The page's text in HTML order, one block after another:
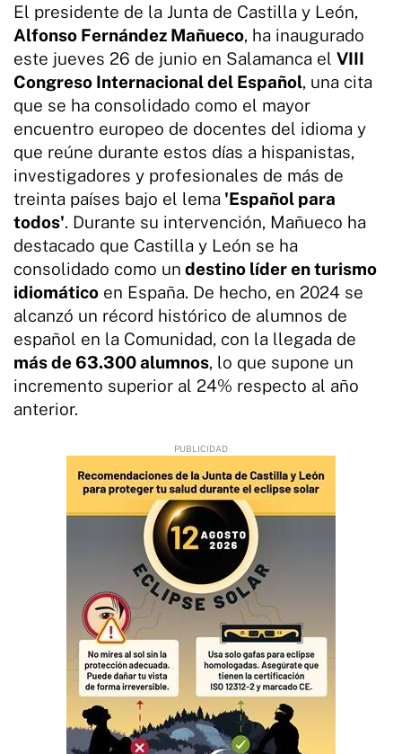
El presidente de la Junta de Castilla y León,
Alfonso Fernández Mañueco, ha inaugurado
este jueves 26 de junio en Salamanca el VIII
Congreso Internacional del Español, una cita
que se ha consolidado como el mayor
encuentro europeo de docentes del idioma y
que reúne durante estos días a hispanistas,
investigadores y profesionales de más de
treinta países bajo el lema 'Español para
todos'. Durante su intervención, Mañueco ha
destacado que Castilla y León se ha
consolidado como un destino líder en turismo
idiomático en España. De hecho, en 2024 se
alcanzó un récord histórico de alumnos de
español en la Comunidad, con la llegada de
más de 63.300 alumnos, lo que supone un
incremento superior al 24% respecto al año
anterior.